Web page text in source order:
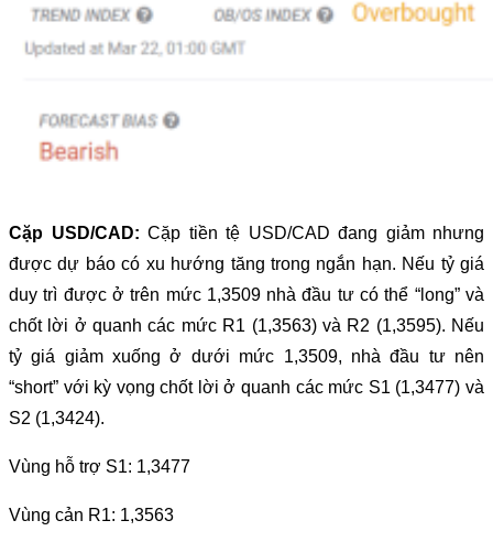
Cặp USD/CAD: Cặp tiền tệ USD/CAD đang giảm nhưng
được dự báo có xu hướng tăng trong ngắn hạn. Nếu tỷ giá
duy trì được ở trên mức 1,3509 nhà đầu tư có thể “long” và
chốt lời ở quanh các mức R1 (1,3563) và R2 (1,3595). Nếu
tỷ giá giảm xuống ở dưới mức 1,3509, nhà đầu tư nên
“short” với kỳ vọng chốt lời ở quanh các mức S1 (1,3477) và
S2 (1,3424).
Vùng hỗ trợ S1: 1,3477
Vùng cản R1: 1,3563